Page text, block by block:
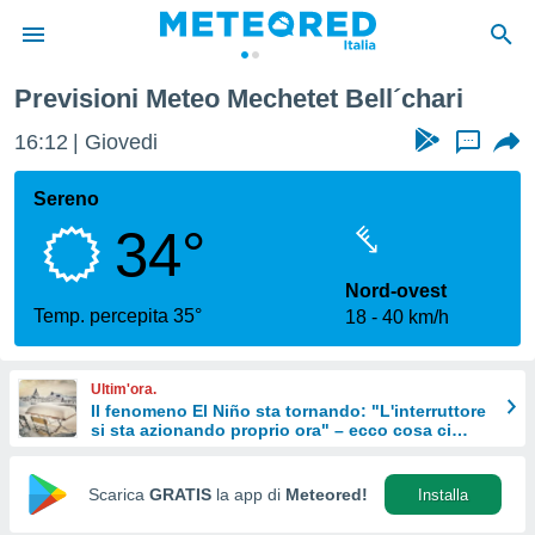
di
per
le
di
Web
Previsioni Meteo Mechetet Bell´chari
16:12 Giovedi ...
Sereno
34°
Temp. percepita 35°
Nord-ovest
18
40 km/h
Ultim'ora.
Il fenomeno El Niño sta tornando: "L'interruttore
si sta azionando proprio ora" – ecco cosa ci
Scarica GRATIS la app di Meteored! Installa